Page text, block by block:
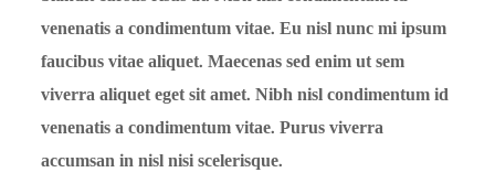
venenatis a condimentum vitae. Eu nisl nunc mi ipsum
faucibus vitae aliquet. Maecenas sed enim ut sem
viverra aliquet eget sit amet. Nibh nisl condimentum id
venenatis a condimentum vitae. Purus viverra
accumsan in nisl nisi scelerisque.